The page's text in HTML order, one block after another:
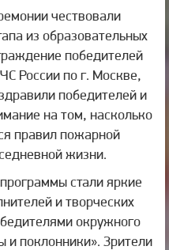
чествовали
из образовательных
победителей
России по г. Москве,
победителей и
на том, насколько
правил пожарной
жизни.
стали яркие
и творческих
окружного
и поклонники». Зрители